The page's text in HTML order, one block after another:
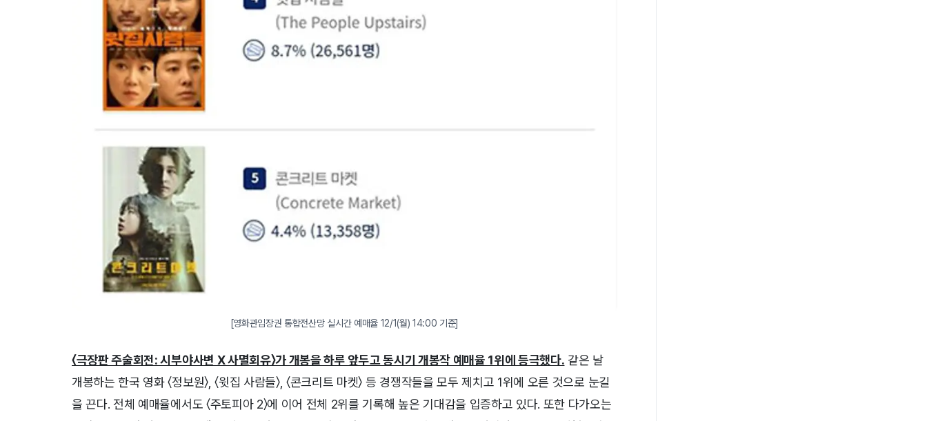
[영화관입장권 통합전산망 실시간 예매율 12/1(월) 14:00 기준]
〈극장판 주술회전: 시부야사변 X 사멸회유〉가 개봉을 하루 앞두고 동시기 개봉작 예매율 1위에 등극했다. 같은 날
개봉하는 한국 영화 〈정보원〉, 〈윗집 사람들〉, 〈콘크리트 마켓〉 등 경쟁작들을 모두 제치고 1위에 오른 것으로 눈길
을 끈다. 전체 예매율에서도 〈주토피아 2〉에 이어 전체 2위를 기록해 높은 기대감을 입증하고 있다. 또한 다가오는